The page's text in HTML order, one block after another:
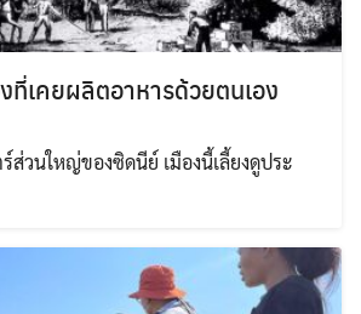
ที่เคยผลิตอาหารด้วยตนเอง
ส่วนใหญ่ของซิดนีย์ เมืองนี้เลี้ยงดูประ